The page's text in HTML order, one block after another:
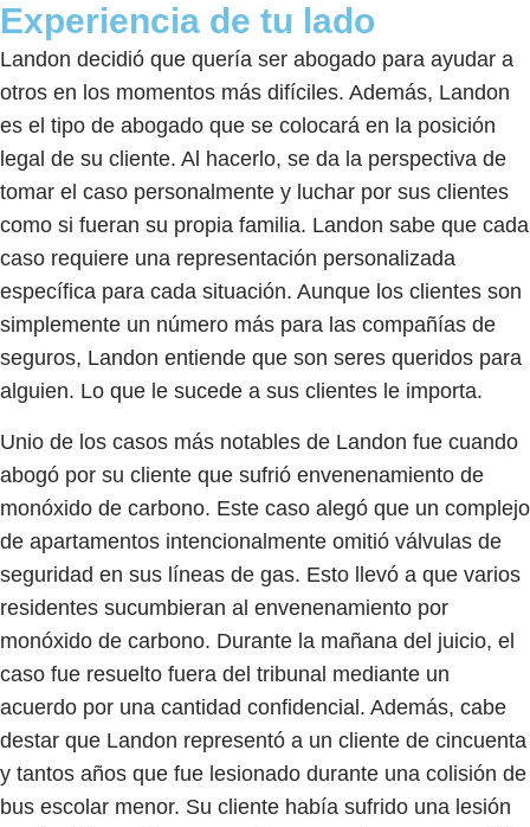
Experiencia de tu lado
Landon decidió que quería ser abogado para ayudar a
otros en los momentos más difíciles. Además, Landon
es el tipo de abogado que se colocará en la posición
legal de su cliente. Al hacerlo, se da la perspectiva de
tomar el caso personalmente y luchar por sus clientes
como si fueran su propia familia. Landon sabe que cada
caso requiere una representación personalizada
específica para cada situación. Aunque los clientes son
simplemente un número más para las compañías de
seguros, Landon entiende que son seres queridos para
alguien. Lo que le sucede a sus clientes le importa.
Unio de los casos más notables de Landon fue cuando
abogó por su cliente que sufrió envenenamiento de
monóxido de carbono. Este caso alegó que un complejo
de apartamentos intencionalmente omitió válvulas de
seguridad en sus líneas de gas. Esto llevó a que varios
residentes sucumbieran al envenenamiento por
monóxido de carbono. Durante la mañana del juicio, el
caso fue resuelto fuera del tribunal mediante un
acuerdo por una cantidad confidencial. Además, cabe
destar que Landon representó a un cliente de cincuenta
y tantos años que fue lesionado durante una colisión de
bus escolar menor. Su cliente había sufrido una lesión